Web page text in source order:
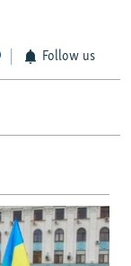
Follow us